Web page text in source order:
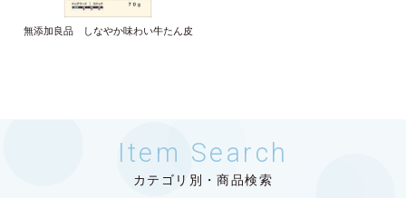
無添加良品 しなやか味わい牛たん皮
Item Search
カテゴリ別・商品検索